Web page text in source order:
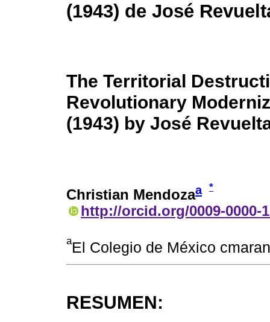
(1943) de José
The Territorial
Revolutionary
(1943) by José
Christian Mendozaa *
http://orcid.org/0009-0000-
aEl Colegio de México
RESUMEN: